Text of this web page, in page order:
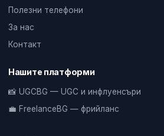
Полезни телефони
За нас
Контакт
Нашите платформи
📸 UGCBG — UGC и инфлуенсъри
💼 FreelanceBG — фрийланс